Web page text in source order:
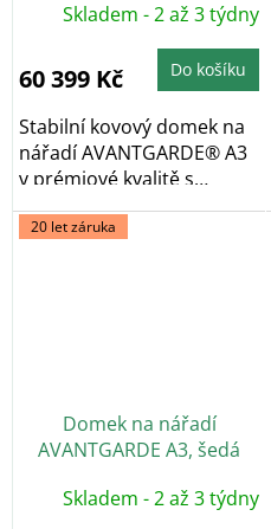
Skladem - 2 až 3 týdny
60 399 Kč Do košíku
Stabilní kovový domek na
nářadí AVANTGARDE® A3
v prémiové kvalitě s
pultovou...
20 let záruka
Domek na nářadí
AVANTGARDE A3, šedá
Skladem - 2 až 3 týdny